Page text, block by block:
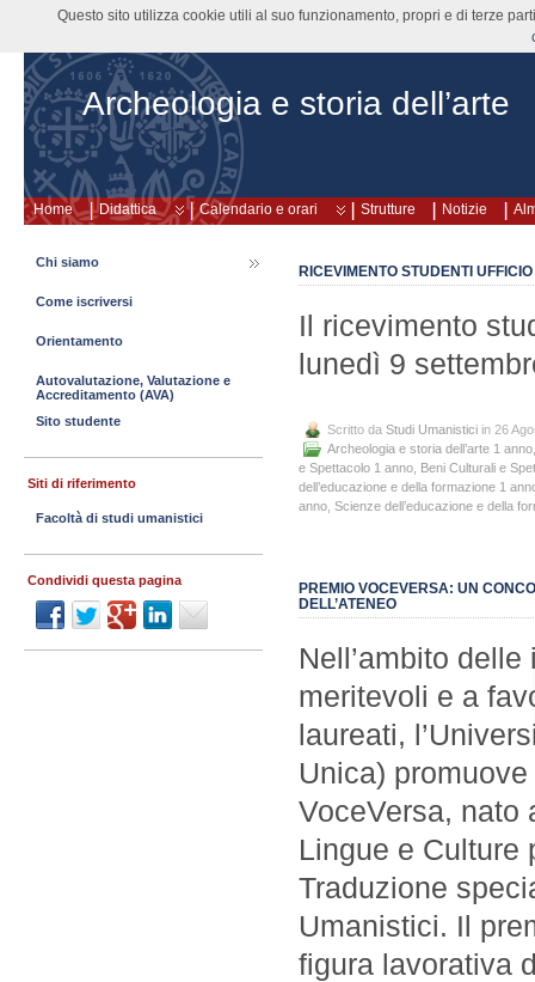
Archeologia e storia dell’arte
Home Didattica Calendario e orari Strutture Notizie
RICEVIMENTO STUDENTI
Il ricevimento
lunedì 9
Scritto da Studi Umanistici in 26
Archeologia e storia dell’arte 1 anno
e Spettacolo 1 anno Beni Culturali e
dell’educazione e della formazione 1
anno Scienze dell’educazione e della
PREMIO VOCEVERSA: UN
DELL’ATENEO
Nell’ambito
meritevoli e a
laureati,
Unica)
VoceVersa, nato
Lingue e Culture
Traduzione
Umanistici. Il
figura lavorativa
Chi siamo
Come iscriversi
Orientamento
Autovalutazione, Valutazione e
Accreditamento (AVA)
Sito studente
Siti di riferimento
Facoltà di studi umanistici
Condividi questa pagina
Questo sito utilizza cookie utili al suo funzionamento, propri e di terze